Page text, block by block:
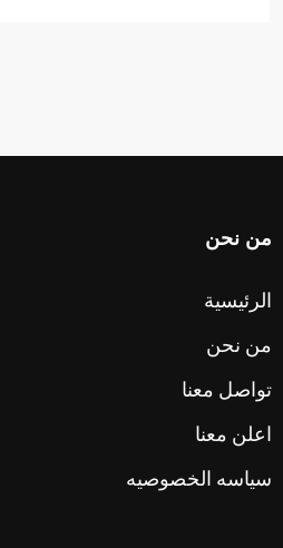
من نحن
الرئيسية
من نحن
تواصل معنا
اعلن معنا
سياسه الخصوصيه